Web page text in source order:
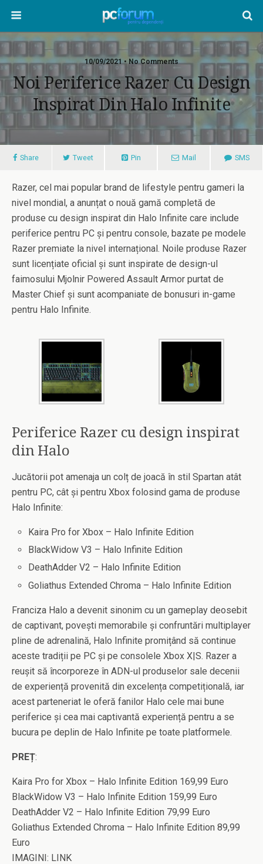
10/09/2021 • No Comments
Noi Periferice Razer Cu Design
Inspirat Din Halo Infinite
Share Tweet Pin Mail SMS
Razer, cel mai popular brand de lifestyle pentru gameri la
nivel mondial, a anunțat o nouă gamă completă de
produse cu design inspirat din Halo Infinite care include
periferice pentru PC și pentru console, bazate pe modele
Razer premiate la nivel internațional. Noile produse Razer
sunt licențiate oficial și sunt inspirate de design-ul
faimosului Mjolnir Powered Assault Armor purtat de
Master Chief și sunt acompaniate de bonusuri in-game
pentru Halo Infinite.
Periferice Razer cu design inspirat
din Halo
Jucătorii pot amenaja un colț de joacă în stil Spartan atât
pentru PC, cât și pentru Xbox folosind gama de produse
Halo Infinite:
Kaira Pro for Xbox – Halo Infinite Edition
BlackWidow V3 – Halo Infinite Edition
DeathAdder V2 – Halo Infinite Edition
Goliathus Extended Chroma – Halo Infinite Edition
Franciza Halo a devenit sinonim cu un gameplay deosebit
de captivant, povești memorabile și confruntări multiplayer
pline de adrenalină, Halo Infinite promițând să continue
aceste tradiții pe PC și pe consolele Xbox X|S. Razer a
reușit să încorporeze în ADN-ul produselor sale decenii
de experiență provenită din excelența competițională, iar
acest parteneriat le oferă fanilor Halo cele mai bune
periferice și cea mai captivantă experiență pentru a se
bucura pe deplin de Halo Infinite pe toate platformele.
PREȚ:
Kaira Pro for Xbox – Halo Infinite Edition 169,99 Euro
BlackWidow V3 – Halo Infinite Edition 159,99 Euro
DeathAdder V2 – Halo Infinite Edition 79,99 Euro
Goliathus Extended Chroma – Halo Infinite Edition 89,99
Euro
IMAGINI: LINK